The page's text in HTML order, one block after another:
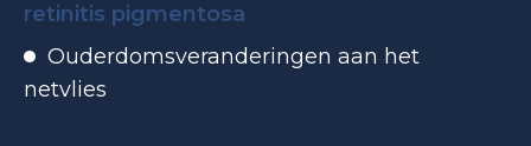
retinitis pigmentosa
Ouderdomsveranderingen aan het
netvlies